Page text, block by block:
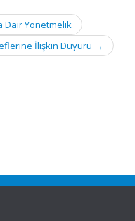
Dair Yönetmelik
İlişkin Duyuru →